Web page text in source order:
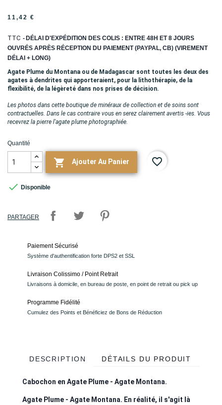
11,42 €
TTC
DÉLAI D'EXPÉDITION DES COLIS : ENTRE 48H ET 8 JOURS
OUVRÉS APRÈS RÉCEPTION DU PAIEMENT (PAYPAL, CB) (VIREMENT
DÉLAI + LONG)
Agate Plume du Montana ou de Madagascar sont toutes les deux des
agates à dendrites qui apporteraient, pour la lithothérapie, de la
flexibilité, de la légèreté dans nos prises de décision.
Les photos dans cette boutique de minéraux de collection et de soins sont
contractuelles. Dans le cas contraire vous en serez clairement avertis -ies. Vous
recevrez la pierre l'agate plume photographiée.
Quantité
 Ajouter Au Panier favorite_border
 Disponible
PARTAGER
Paiement Sécurisé
Système d'authentification forte DPS2 et SSL
Livraison Colissimo / Point Retrait
Livraisons à domicile, en bureau de poste, en point de retrait ou pick up
Programme Fidélité
Cumulez des Points et Bénéficiez de Bons de Réduction
DESCRIPTION DÉTAILS DU PRODUIT
Cabochon en Agate Plume - Agate Montana.
Agate Plume - Agate Montana. En réalité, il s'agit là